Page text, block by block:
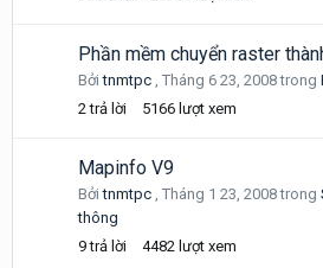
Phần mềm chuyển raster
Bởitnmtpc , Tháng 6 23, 2008trong
2 trả lời 5166 lượt xem
Mapinfo V9
Bởitnmtpc , Tháng 1 23, 2008trong
thông
9 trả lời 4482 lượt xem